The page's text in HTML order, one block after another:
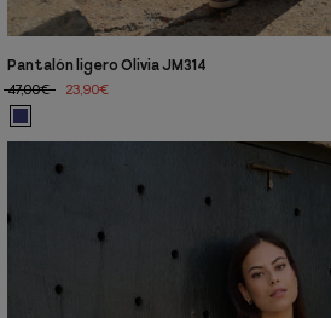
Pantalón ligero Olivia JM314
47,00€
23,90€